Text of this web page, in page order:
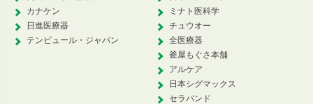
カナケン
日進医療器
テンピュール・ジャパン
ミナト医科学
チュウオー
全医療器
釜屋もぐさ本舗
アルケア
日本シグマックス
セラバンド